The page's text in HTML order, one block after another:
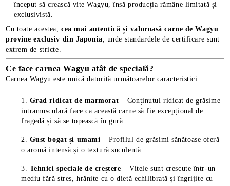
început să crească vite Wagyu, însă producția rămâne limitată și
exclusivistă.
Cu toate acestea,cea mai autentică și valoroasă carne de Wagyu
provine exclusiv din Japonia, unde standardele de certificare sunt
extrem de stricte.
Ce face carnea Wagyu atât de specială?
Carnea Wagyu este unică datorită următoarelor caracteristici:
Grad ridicat de marmorat – Conținutul ridicat de grăsime
intramusculară face ca această carne să fie excepțional de
fragedă și să se topească în gură.
Gust bogat și umami – Profilul de grăsimi sănătoase oferă
o aromă intensă și o textură suculentă.
Tehnici speciale de creștere – Vitele sunt crescute într-un
mediu fără stres, hrănite cu o dietă echilibrată și îngrijite cu